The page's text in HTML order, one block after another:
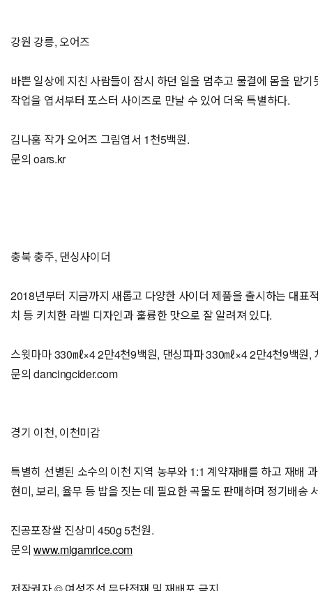
강원 강릉, 오어즈
바쁜 일상에 지친 사람들이 잠시 하던 일을 멈추고 물결에 몸을 맡
작업을 엽서부터 포스터 사이즈로 만날 수 있어 더욱 특별하다.
김나훔 작가 오어즈 그림엽서 1천5백원.
문의 oars.kr
충북 충주, 댄싱사이더
2018년부터 지금까지 새롭고 다양한 사이더 제품을 출시하는 대표
치 등 키치한 라벨 디자인과 훌륭한 맛으로 잘 알려져 있다.
스윗마마 330㎖×4 2만4천9백원, 댄싱파파 330㎖×4 2만4천9백원,
문의 dancingcider.com
경기 이천, 이천미감
특별히 선별된 소수의 이천 지역 농부와 1:1 계약재배를 하고 재배
현미, 보리, 율무 등 밥을 짓는 데 필요한 곡물도 판매하며 정기배송
진공포장쌀 진상미 450g 5천원.
문의www.migamrice.com